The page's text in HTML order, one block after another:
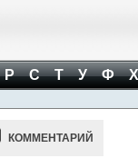
Р С Т У Ф
КОММЕНТАРИЙ